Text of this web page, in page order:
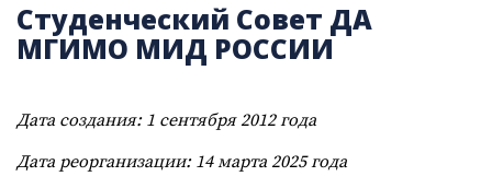
Студенческий Совет ДА
МГИМО МИД РОССИИ
Дата создания: 1 сентября 2012 года
Дата реорганизации: 14 марта 2025 года